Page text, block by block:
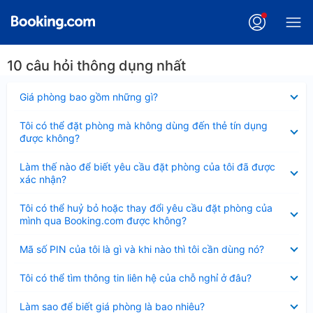
10 câu hỏi thông dụng nhất
Giá phòng bao gồm những gì?
thu
Tôi có thể đặt phòng mà không dùng đến thẻ tín dụng
được không?
thu
gọn
Làm thế nào để biết yêu cầu đặt phòng của tôi đã được
xác nhận?
thu
gọn
Tôi có thể huỷ bỏ hoặc thay đổi yêu cầu đặt phòng của
mình qua Booking.com được không?
thu
gọn
Mã số PIN của tôi là gì và khi nào thì tôi cần dùng nó?
thu
Tôi có thể tìm thông tin liên hệ của chỗ nghỉ ở đâu?
thu
Làm sao để biết giá phòng là bao nhiêu?
thu